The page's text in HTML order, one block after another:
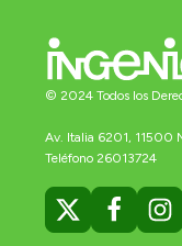
© 2024 Todos los
Av. Italia 6201, 11500
Teléfono 26013724